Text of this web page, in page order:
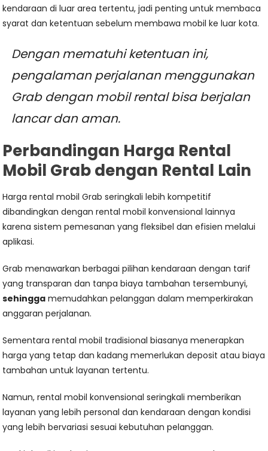
kendaraan di luar area tertentu, jadi penting untuk membaca
syarat dan ketentuan sebelum membawa mobil ke luar kota.
Dengan mematuhi ketentuan ini,
pengalaman perjalanan menggunakan
Grab dengan mobil rental bisa berjalan
lancar dan aman.
Perbandingan Harga Rental
Mobil Grab dengan Rental Lain
Harga rental mobil Grab seringkali lebih kompetitif
dibandingkan dengan rental mobil konvensional lainnya
karena sistem pemesanan yang fleksibel dan efisien melalui
aplikasi.
Grab menawarkan berbagai pilihan kendaraan dengan tarif
yang transparan dan tanpa biaya tambahan tersembunyi,
sehingga memudahkan pelanggan dalam memperkirakan
anggaran perjalanan.
Sementara rental mobil tradisional biasanya menerapkan
harga yang tetap dan kadang memerlukan deposit atau biaya
tambahan untuk layanan tertentu.
Namun, rental mobil konvensional seringkali memberikan
layanan yang lebih personal dan kendaraan dengan kondisi
yang lebih bervariasi sesuai kebutuhan pelanggan.